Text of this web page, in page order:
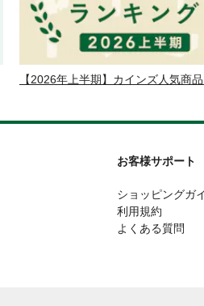
【2026年上半期】カインズ人気商
お客様サポート
ショッピングガ
利用規約
よくある質問